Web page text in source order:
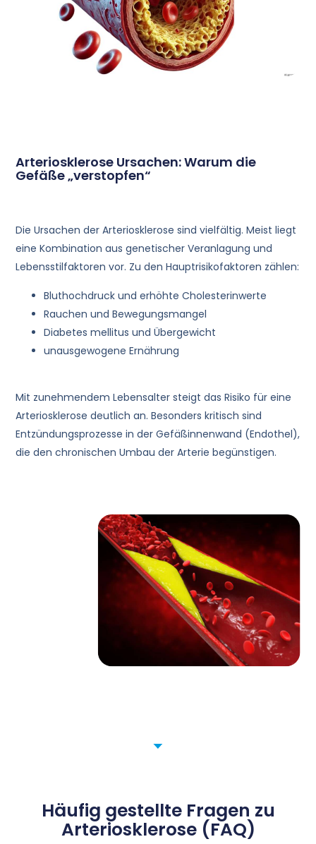
Arteriosklerose Ursachen: Warum die
Gefäße „verstopfen“
Die Ursachen der Arteriosklerose sind vielfältig. Meist liegt
eine Kombination aus genetischer Veranlagung und
Lebensstilfaktoren vor. Zu den Hauptrisikofaktoren zählen:
Bluthochdruck und erhöhte Cholesterinwerte
Rauchen und Bewegungsmangel
Diabetes mellitus und Übergewicht
unausgewogene Ernährung
Mit zunehmendem Lebensalter steigt das Risiko für eine
Arteriosklerose deutlich an. Besonders kritisch sind
Entzündungsprozesse in der Gefäßinnenwand (Endothel),
die den chronischen Umbau der Arterie begünstigen.
Häufig gestellte Fragen zu
Arteriosklerose (FAQ)